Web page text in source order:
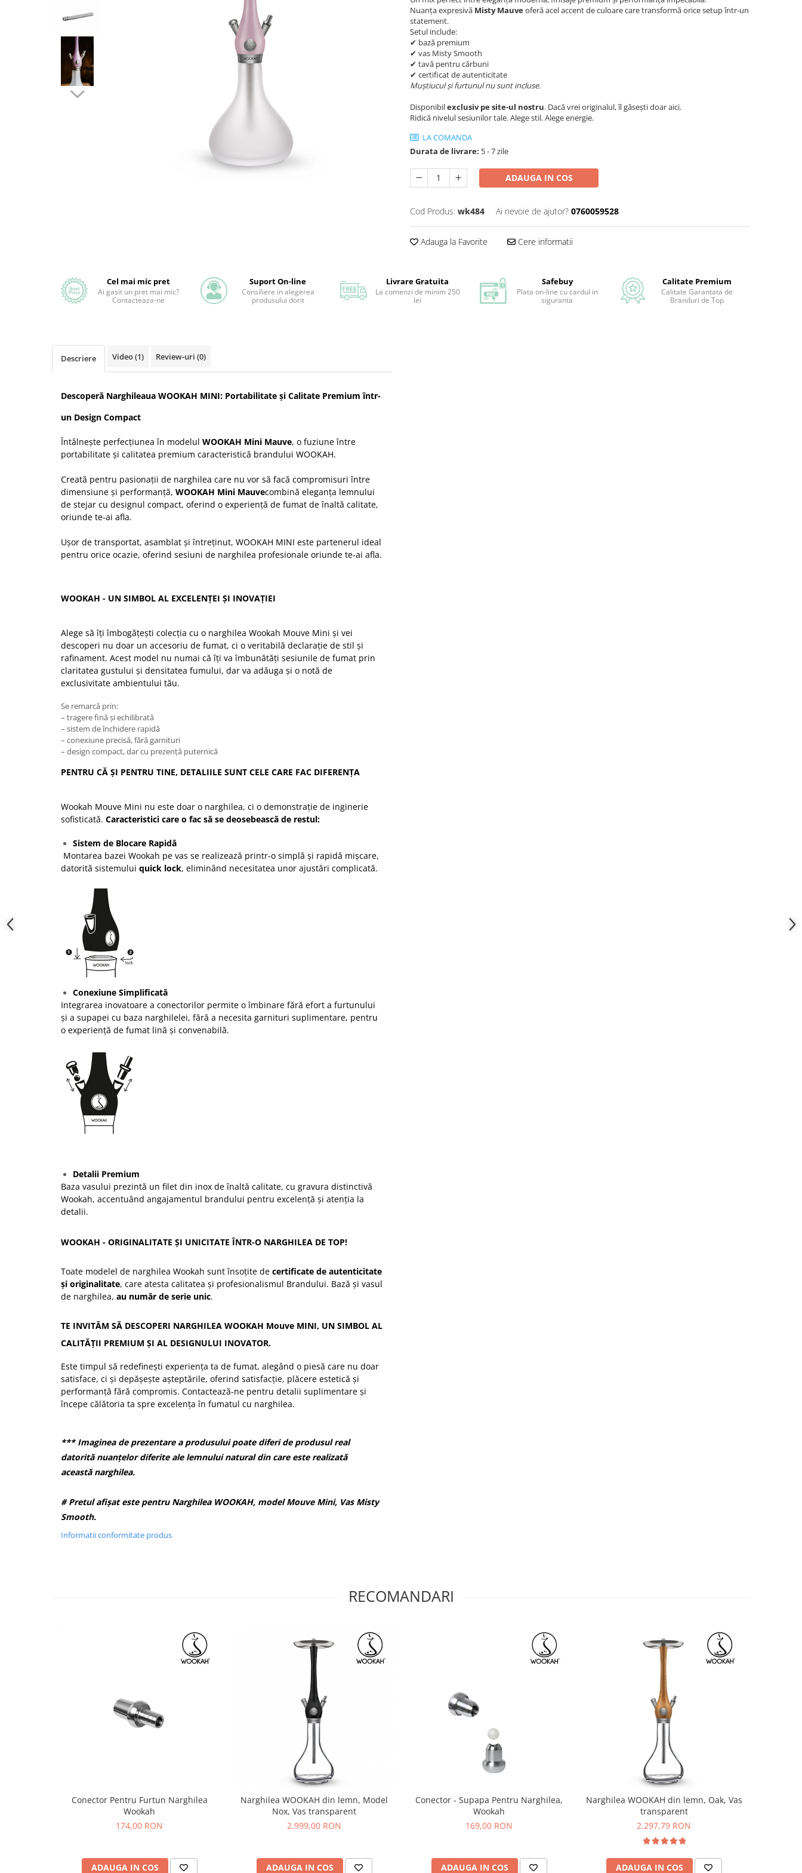
Nuanța expresivă Misty Mauveoferă acel accent de culoare care transformă orice setup într-un
statement.
Setul include:
✔ bază premium
✔ vas Misty Smooth
✔ tavă pentru cărbuni
✔ certificat de autenticitate
Muștiucul și furtunul nu sunt incluse.
Disponibilexclusiv pe site-ul nostru. Dacă vrei originalul, îl găsești doar aici.
Ridică nivelul sesiunilor tale. Alege stil. Alege energie.
LA COMANDA
Durata de livrare: 5 - 7 zile
ADAUGA IN COS
Cod Produs: wk484 Ai nevoie de ajutor? 0760059528
Adauga la Favorite Cere informatii
Cel mai mic pret
Ai gasit un pret mai mic?
Contacteaza-ne
Suport On-line
Consiliere in alegerea
produsului dorit
Livrare Gratuita
La comenzi de minim 250
lei
Safebuy
Plata on-line cu cardul in
siguranta
Calitate Premium
Calitate Garantata de
Branduri de Top
Descriere Video(1) Review-uri (0)
Descoperă Narghileaua WOOKAH MINI: Portabilitate și Calitate Premium într-
un Design Compact
Întâlnește perfecțiunea în modelul WOOKAH Mini Mauve, o fuziune între
portabilitate și calitatea premium caracteristică brandului WOOKAH.
Creată pentru pasionații de narghilea care nu vor să facă compromisuri între
dimensiune și performanță, WOOKAH Mini Mauvecombină eleganța lemnului
de stejar cu designul compact, oferind o experiență de fumat de înaltă calitate,
oriunde te-ai afla.
Ușor de transportat, asamblat și întreținut, WOOKAH MINI este partenerul ideal
pentru orice ocazie, oferind sesiuni de narghilea profesionale oriunde te-ai afla.
WOOKAH - UN SIMBOL AL EXCELENȚEI ȘI INOVAȚIEI
Alege să îți îmbogățești colecția cu o narghilea Wookah Mouve Mini și vei
descoperi nu doar un accesoriu de fumat, ci o veritabilă declarație de stil și
rafinament. Acest model nu numai că îți va îmbunătăți sesiunile de fumat prin
claritatea gustului și densitatea fumului, dar va adăuga și o notă de
exclusivitate ambientului tău.
Se remarcă prin:
– tragere fină și echilibrată
– sistem de închidere rapidă
– conexiune precisă, fără garnituri
– design compact, dar cu prezență puternică
PENTRU CĂ ȘI PENTRU TINE, DETALIILE SUNT CELE CARE FAC DIFERENȚA
Wookah Mouve Mini nu este doar o narghilea, ci o demonstrație de inginerie
sofisticată. Caracteristici care o fac să se deosebească de restul:
Sistem de Blocare Rapidă
Montarea bazei Wookah pe vas se realizează printr-o simplă și rapidă mișcare,
datorită sistemului quick lock, eliminând necesitatea unor ajustări complicată.
Conexiune Simplificată
Integrarea inovatoare a conectorilor permite o îmbinare fără efort a furtunului
și a supapei cu baza narghilelei, fără a necesita garnituri suplimentare, pentru
o experiență de fumat lină și convenabilă.
Detalii Premium
Baza vasului prezintă un filet din inox de înaltă calitate, cu gravura distinctivă
Wookah, accentuând angajamentul brandului pentru excelență și atenția la
detalii.
WOOKAH - ORIGINALITATE ȘI UNICITATE ÎNTR-O NARGHILEA DE TOP!
Toate modelel de narghilea Wookah sunt însoțite de certificate de autenticitate
și originalitate, care atesta calitatea și profesionalismul Brandului. Bază și vasul
de narghilea, au număr de serie unic.
TE INVITĂM SĂ DESCOPERI NARGHILEA WOOKAH Mouve MINI, UN SIMBOL AL
CALITĂȚII PREMIUM ȘI AL DESIGNULUI INOVATOR.
Este timpul să redefinești experiența ta de fumat, alegând o piesă care nu doar
satisface, ci și depășește așteptările, oferind satisfacție, plăcere estetică și
performanță fără compromis. Contactează-ne pentru detalii suplimentare și
începe călătoria ta spre excelența în fumatul cu narghilea.
*** Imaginea de prezentare a produsului poate diferi de produsul real
datorită nuanțelor diferite ale lemnului natural din care este realizată
această narghilea.
# Pretul afișat este pentru Narghilea WOOKAH, model Mouve Mini, Vas Misty
Smooth.
Informatii conformitate produs
RECOMANDARI
Conector Pentru Furtun Narghilea
Wookah
174,00 RON
ADAUGA IN COS
Narghilea WOOKAH din lemn, Model
Nox, Vas transparent
2.999,00 RON
ADAUGA IN COS
Conector - Supapa Pentru Narghilea,
Wookah
169,00 RON
ADAUGA IN COS
Narghilea WOOKAH din lemn, Oak, Vas
transparent
2.297,79 RON
ADAUGA IN COS